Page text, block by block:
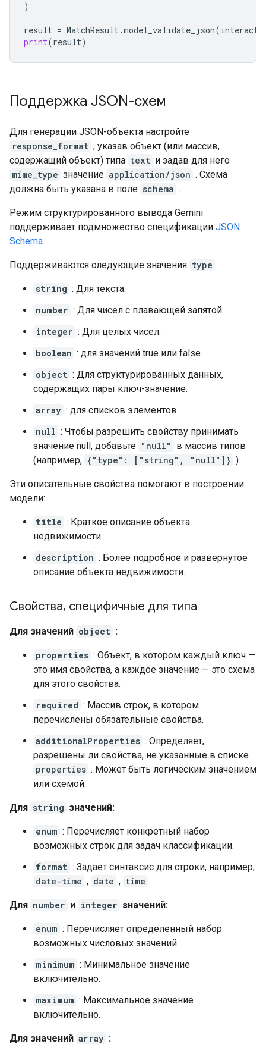
)
result = MatchResult.model_validate_json(
print(result)
Поддержка JSON-схем
Для генерации JSON-объекта настройте
response_format , указав объект (или массив,
содержащий объект) типа text и задав для него
mime_type значение application/json . Схема
должна быть указана в поле schema .
Режим структурированного вывода Gemini
поддерживает подмножество спецификации JSON
Schema .
Поддерживаются следующие значения type :
string : Для текста.
number : Для чисел с плавающей запятой.
integer : Для целых чисел.
boolean : для значений true или false.
object : Для структурированных данных,
содержащих пары ключ-значение.
array : для списков элементов.
null : Чтобы разрешить свойству принимать
значение null, добавьте "null"
в массив типов
(например, {"type": ["string", "null"]} ).
Эти описательные свойства помогают в построении
модели:
title : Краткое описание объекта
недвижимости.
description : Более подробное и развернутое
описание объекта недвижимости.
Свойства, специфичные для типа
Для значений object :
properties : Объект, в котором каждый ключ —
это имя свойства, а каждое значение — это схема
для этого свойства.
required : Массив строк, в котором
перечислены обязательные свойства.
additionalProperties : Определяет,
разрешены ли свойства, не указанные в списке
properties . Может быть логическим значением
или схемой.
Для string значений:
enum : Перечисляет конкретный набор
возможных строк для задач классификации.
format : Задает синтаксис для строки, например,
date-time , date , time .
Для number и integer значений:
enum : Перечисляет определенный набор
возможных числовых значений.
minimum : Минимальное значение
включительно.
maximum : Максимальное значение
включительно.
Для значений array :